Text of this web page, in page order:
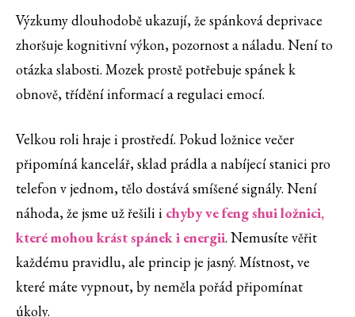
Výzkumy dlouhodobě ukazují, že spánková deprivace
zhoršuje kognitivní výkon, pozornost a náladu. Není to
otázka slabosti. Mozek prostě potřebuje spánek k
obnově, třídění informací a regulaci emocí.
Velkou roli hraje i prostředí. Pokud ložnice večer
připomíná kancelář, sklad prádla a nabíjecí stanici pro
telefon v jednom, tělo dostává smíšené signály. Není
náhoda, že jsme už řešili i chyby ve feng shui ložnici,
které mohou krást spánek i energii. Nemusíte věřit
každému pravidlu, ale princip je jasný. Místnost, ve
které máte vypnout, by neměla pořád připomínat
úkoly.